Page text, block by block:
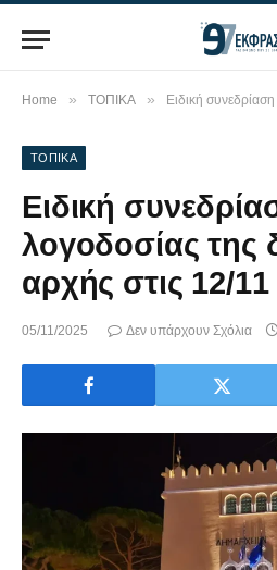
Home » ΤΟΠΙΚΑ » Eιδική συνεδρίαση
ΤΟΠΙΚΑ
Eιδική
λογοδοσίας της
αρχής στις 12/11
05/11/2025 Δεν υπάρχουν Σχόλια